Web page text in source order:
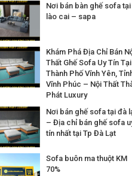
Nơi bán bàn ghế sofa tại
lào cai – sapa
Khám Phá Địa Chỉ Bán
Thất Ghế Sofa Uy Tín Tại
Thành Phố Vĩnh Yên,
Vĩnh Phúc – Nội Thất
Phát Luxury
Nơi bán ghế sofa tại đà
– Địa chỉ bán ghế sofa
tín nhất tại Tp Đà Lạt
Sofa buôn ma thuột KM
70%